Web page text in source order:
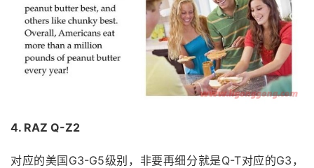
4. RAZ Q-Z2
对应的美国G3-G5级别，非要再细分就是Q-T对应的G3，